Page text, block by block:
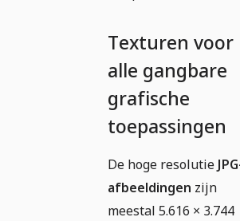
Texturen voor
alle gangbare
grafische
toepassingen
De hoge resolutie
afbeeldingen zijn
meestal 5.616 × 3.744